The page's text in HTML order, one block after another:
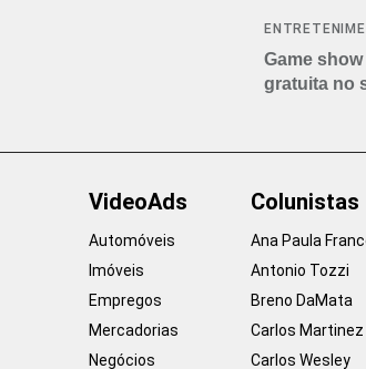
Game
gratuita no
VideoAds
Automóveis
Imóveis
Empregos
Mercadorias
Negócios
Colunistas
Ana Paula
Antonio Tozzi
Breno DaMata
Carlos Martinez
Carlos Wesley